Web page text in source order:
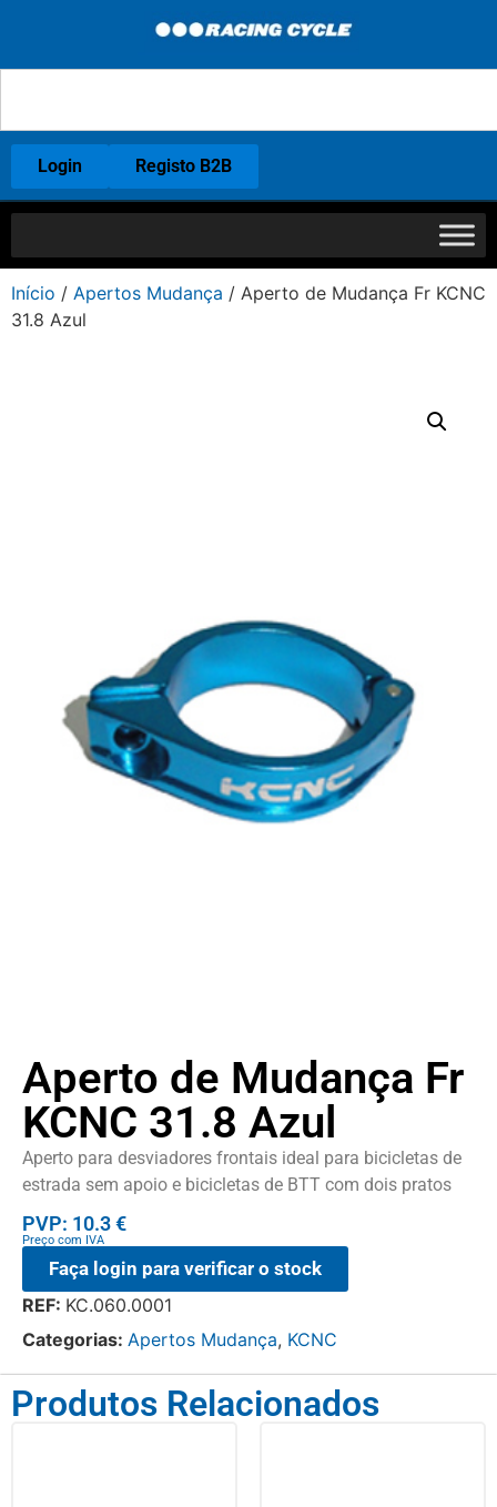
Login Registo B2B
Início / Apertos Mudança / Aperto de Mudança Fr KCNC
31.8 Azul
Aperto de Mudança Fr
KCNC 31.8 Azul
Aperto para desviadores frontais ideal para bicicletas de
estrada sem apoio e bicicletas de BTT com dois pratos
PVP: 10.3 €
Preço com IVA
Faça login para verificar o stock
REF: KC.060.0001
Categorias: Apertos Mudança, KCNC
Produtos Relacionados